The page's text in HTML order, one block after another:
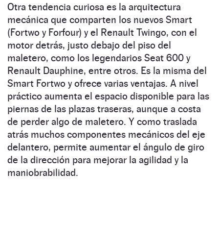
Otra tendencia curiosa es la arquitectura
mecánica que comparten los nuevos Smart
(Fortwo y Forfour) y el Renault Twingo, con el
motor detrás, justo debajo del piso del
maletero, como los legendarios Seat 600 y
Renault Dauphine, entre otros. Es la misma del
Smart Fortwo y ofrece varias ventajas. A nivel
práctico aumenta el espacio disponible para las
piernas de las plazas traseras, aunque a costa
de perder algo de maletero. Y como traslada
atrás muchos componentes mecánicos del eje
delantero, permite aumentar el ángulo de giro
de la dirección para mejorar la agilidad y la
maniobrabilidad.